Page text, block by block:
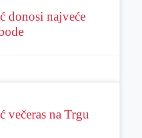
donosi najveće
večeras na Trgu